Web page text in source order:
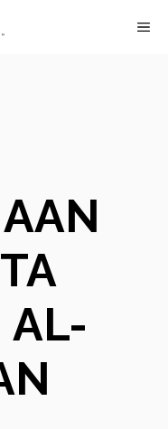
AL-